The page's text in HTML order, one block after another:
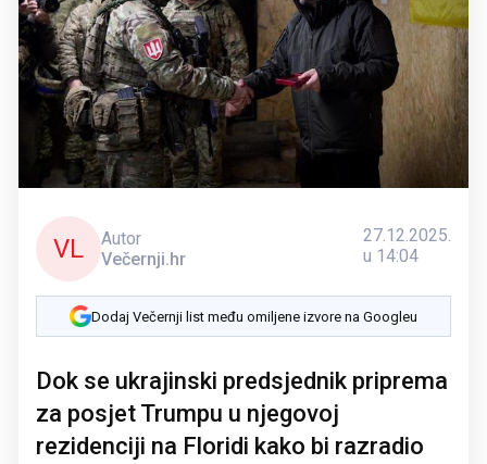
VL
Autor
Večernji.hr
27.12.2025.
u 14:04
Dodaj Večernji list među omiljene izvore na Googleu
Dok se ukrajinski predsjednik priprema
za posjet Trumpu u njegovoj
rezidenciji na Floridi kako bi razradio